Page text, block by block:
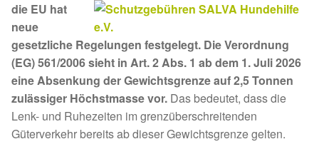
die EU hat
neue
gesetzliche Regelungen festgelegt. Die Verordnung
(EG) 561/2006 sieht in Art. 2 Abs. 1 ab dem 1. Juli 2026
eine Absenkung der Gewichtsgrenze auf 2,5 Tonnen
zulässiger Höchstmasse vor. Das bedeutet, dass die
Lenk- und Ruhezeiten im grenzüberschreitenden
Güterverkehr bereits ab dieser Gewichtsgrenze gelten.